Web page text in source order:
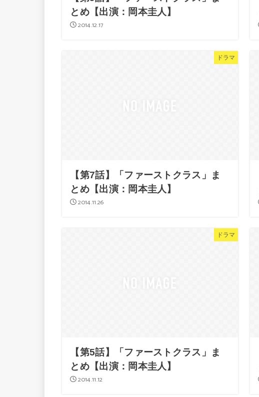
とめ【出演：岡本圭人】
2014.12.17
ドラマ
【第7話】「ファーストクラス」ま
とめ【出演：岡本圭人】
2014.11.26
ドラマ
【第5話】「ファーストクラス」ま
とめ【出演：岡本圭人】
2014.11.12